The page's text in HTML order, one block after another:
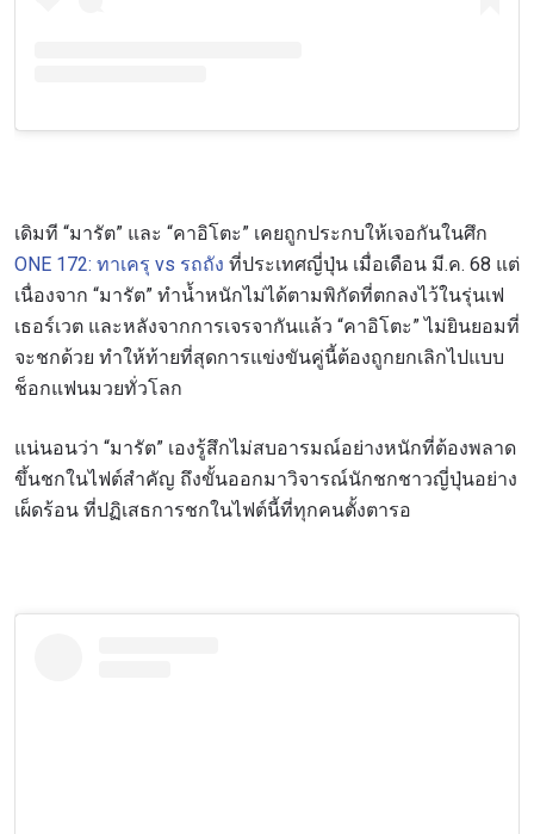
เดิมที “มารัต” และ “คาอิโตะ” เคยถูกประกบให้เจอกันในศึก
ONE 172: ทาเครุ vs รถถัง ที่ประเทศญี่ปุ่น เมื่อเดือน มี.ค. 68 แต่
เนื่องจาก “มารัต” ทำน้ำหนักไม่ได้ตามพิกัดที่ตกลงไว้ในรุ่นเฟ
เธอร์เวต และหลังจากการเจรจากันแล้ว “คาอิโตะ” ไม่ยินยอมที่
จะชกด้วย ทำให้ท้ายที่สุดการแข่งขันคู่นี้ต้องถูกยกเลิกไปแบบ
ช็อกแฟนมวยทั่วโลก
แน่นอนว่า “มารัต” เองรู้สึกไม่สบอารมณ์อย่างหนักที่ต้องพลาด
ขึ้นชกในไฟต์สำคัญ ถึงขั้นออกมาวิจารณ์นักชกชาวญี่ปุ่นอย่าง
เผ็ดร้อน ที่ปฏิเสธการชกในไฟต์นี้ที่ทุกคนตั้งตารอ